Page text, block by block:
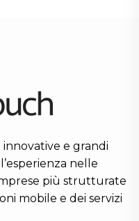
e grandi
nelle
più strutturate
mobile e dei servizi